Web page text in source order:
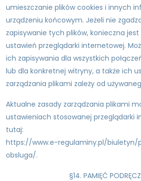
umieszczanie plików cookies i innych
urządzeniu końcowym. Jeżeli nie
zapisywanie tych plików, konieczna
ustawień przeglądarki internetowej.
ich zapisywania dla wszystkich
lub dla konkretnej witryny, a także ich
zarządzania plikami zależy od
Aktualne zasady zarządzania plikami
ustawieniach stosowanej przeglądarki
tutaj:
https://www.e-regulaminy.pl/biuletyn/
obsluga/.
§14. PAMIĘĆ